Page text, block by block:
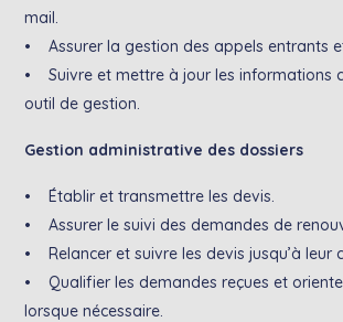
mail.
• Assurer la gestion des appels entrants
• Suivre et mettre à jour les informations
outil de gestion.
Gestion administrative des dossiers
• Établir et transmettre les devis.
• Assurer le suivi des demandes de
• Relancer et suivre les devis jusqu’à leur
• Qualifier les demandes reçues et
lorsque nécessaire.